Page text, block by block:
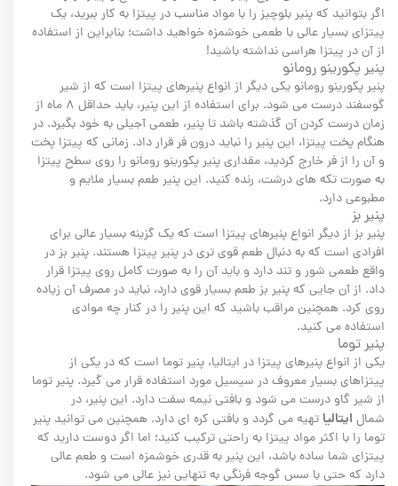
اگر بتوانید که پنیر بلوچیز را با مواد مناسب در پیتزا به کار ببرید، یک
پیتزای بسیار عالی با طعمی خوشمزه خواهید داشت؛ بنابراین از استفاده
از آن در پیتزا هراسی نداشته باشید!
پنیر پکورینو رومانو
پنیر پکورینو رومانو یکی دیگر از انواع پنیرهای پیتزا است که از شیر
گوسفند درست می شود. برای استفاده از این پنیر، باید حداقل ۸ ماه از
زمان درست کردن آن گذشته باشد تا پنیر، طعمی آجیلی به خود بگیرد. در
هنگام پخت پیتزا، این پنیر را نباید درون فر قرار داد. زمانی که پیتزا پخت
و آن را از فر خارج کردید، مقداری پنیر پکورینو رومانو را روی سطح پیتزا
به صورت تکه های درشت، رنده کنید. این پنیر طعم بسیار ملایم و
مطبوعی دارد.
پنیر بز
پنیر بز از دیگر انواع پنیرهای پیتزا است که یک گزینه بسیار عالی برای
افرادی است که به دنبال طعم قوی تری در پنیر پیتزا هستند. پنیر بز در
واقع طعمی شور و تند دارد و باید آن را به صورت کامل روی پیتزا قرار
داد. از آن جایی که پنیر بز طعم بسیار قوی دارد، نباید در مصرف آن زیاده
روی کرد. همچنین مراقب باشید که این پنیر را در کنار چه موادی
استفاده می کنید.
پنیر توما
یکی از انواع پنیرهای پیتزا در ایتالیا، پنیر توما است که در یکی از
پیتزاهای بسیار معروف در سیسیل مورد استفاده قرار می گیرد. پنیر توما
از شیر گاو درست می شود و بافتی نیمه سفت دارد. این پنیر، در
شمال ایتالیا تهیه می گردد و بافتی کره ای دارد. همچنین می توانید پنیر
توما را با اکثر مواد پیتزا به راحتی ترکیب کنید؛ اما اگر دوست دارید که
پیتزای شما ساده باشد، این پنیر به قدری خوشمزه است و طعم عالی
دارد که حتی با سس گوجه فرنگی به تنهایی نیز عالی می شود.